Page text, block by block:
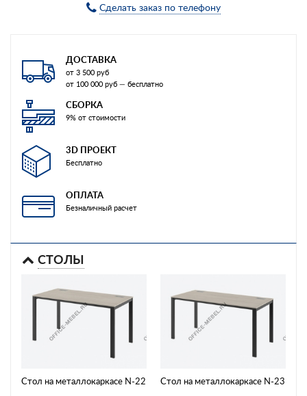
Сделать заказ по телефону
ДОСТАВКА
от 3 500 руб
от 100 000 руб — бесплатно
СБОРКА
9% от стоимости
3D ПРОЕКТ
Бесплатно
ОПЛАТА
Безналичный расчет
СТОЛЫ
Стол на металлокаркасе N-22 Стол на металлокаркасе N-23